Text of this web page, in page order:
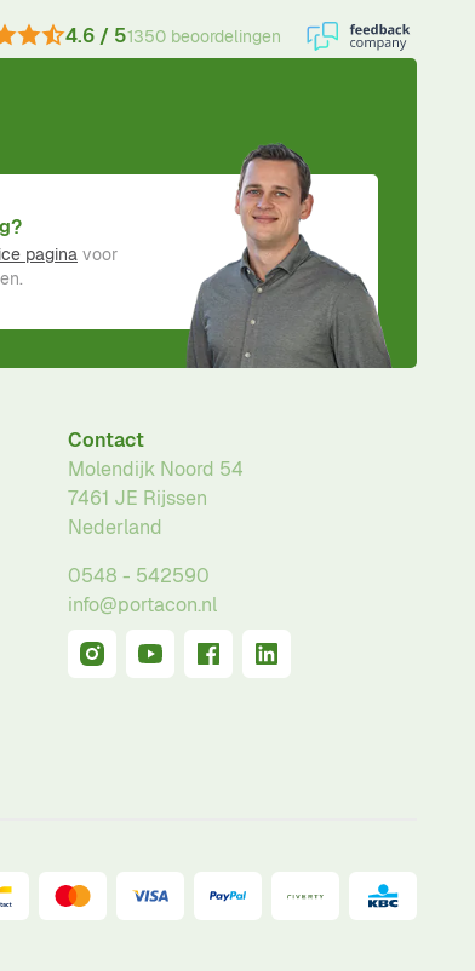
4.6 / 51350 beoordelingen
pagina voor
Contact
Molendijk Noord 54
7461 JE Rijssen
Nederland
0548 - 542590
info@portacon.nl